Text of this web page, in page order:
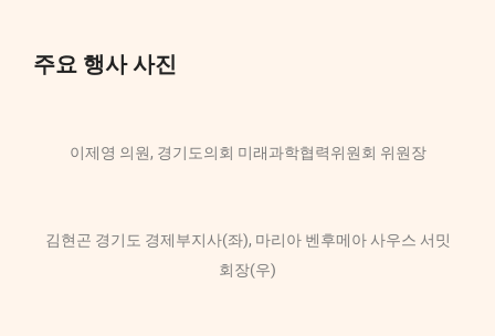
주요 행사 사진
이제영 의원, 경기도의회 미래과학협력위원회 위원장
김현곤 경기도 경제부지사(좌), 마리아 벤후메아 사우스 서밋
회장(우)